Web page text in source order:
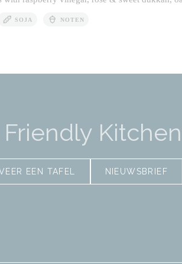
SOJA NOTEN
Kitchen
EEN TAFEL NIEUWSBRIEF